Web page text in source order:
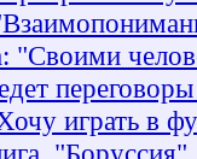
"Своими
играть в